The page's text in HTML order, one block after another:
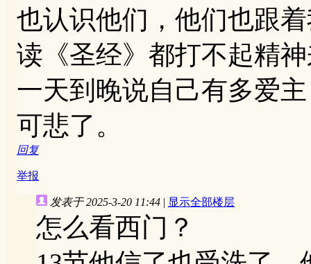
也认识他们，他们也跟
读《圣经》都打不起精
一天到晚说自己有多爱
可悲了。
回复
举报
发表于 2025-3-20 11:44 | 显示全部楼层
怎么看西门？